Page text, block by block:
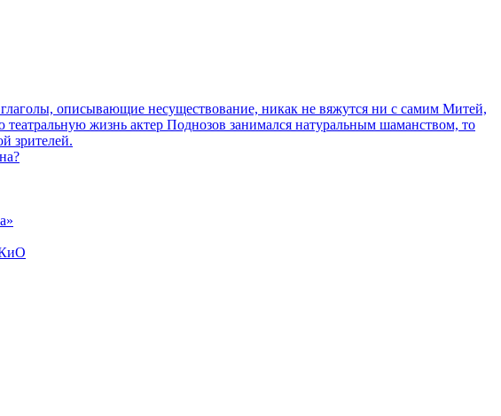
описывающие несуществование, никак не вяжутся ни с самим Митей,
жизнь актер Поднозов занимался натуральным шаманством, то
зрителей.